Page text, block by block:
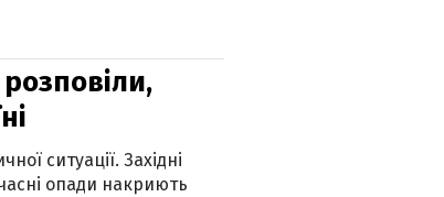
ситуації. Західні
опади накриють